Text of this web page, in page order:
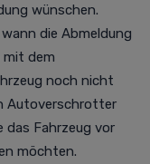
wünschen.
die Abmeldung
mit dem
noch nicht
Autoverschrotter
das Fahrzeug vor
möchten.